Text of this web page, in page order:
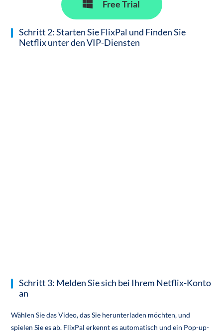
Free Trial
Schritt 2: Starten Sie FlixPal und Finden Sie
Netflix unter den VIP-Diensten
Schritt 3: Melden Sie sich bei Ihrem Netflix-Konto
an
Wählen Sie das Video, das Sie herunterladen möchten, und
spielen Sie es ab. FlixPal erkennt es automatisch und ein Pop-up-